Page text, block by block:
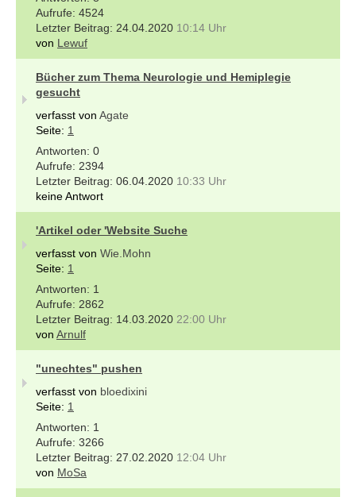
4524
24.04.2020 10:14 Uhr
von Lewuf
Bücher zum Thema Neurologie und Hemiplegie
gesucht
verfasst von Agate
Seite: 1
0
2394
06.04.2020 10:33 Uhr
keine Antwort
'Artikel oder 'Website Suche
verfasst von Wie.Mohn
Seite: 1
1
2862
14.03.2020 22:00 Uhr
von Arnulf
"unechtes" pushen
verfasst von bloedixini
Seite: 1
1
3266
27.02.2020 12:04 Uhr
von MoSa